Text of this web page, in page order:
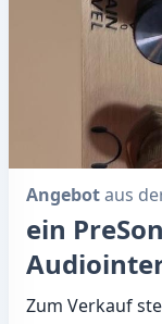
Angebotaus
ein
Zum Verkauf